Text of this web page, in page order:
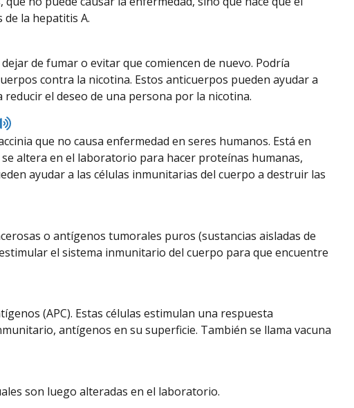
la hepatitis A.
de fumar o evitar que comiencen de nuevo. Podría
contra la nicotina. Estos anticuerpos pueden ayudar a
el deseo de una persona por la nicotina.
Listen
to
pronunciation
que no causa enfermedad en seres humanos. Está en
altera en el laboratorio para hacer proteínas humanas,
ayudar a las células inmunitarias del cuerpo a destruir las
o antígenos tumorales puros (sustancias aisladas de
el sistema inmunitario del cuerpo para que encuentre
(APC). Estas células estimulan una respuesta
antígenos en su superficie. También se llama vacuna
son luego alteradas en el laboratorio.